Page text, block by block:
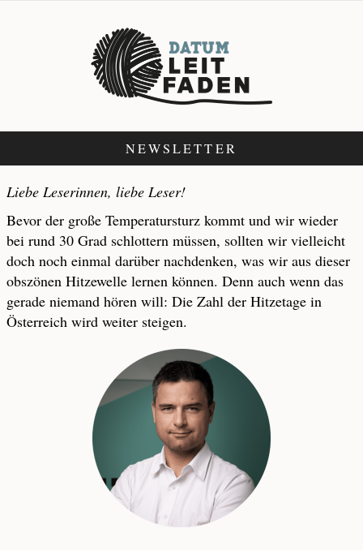
NEWSLETTER
Liebe Leserinnen, liebe Leser!
Bevor der große Temperatursturz kommt und wir wieder
bei rund 30 Grad schlottern müssen, sollten wir vielleicht
doch noch einmal darüber nachdenken, was wir aus dieser
obszönen Hitzewelle lernen können. Denn auch wenn das
gerade niemand hören will: Die Zahl der Hitzetage in
Österreich wird weiter steigen.